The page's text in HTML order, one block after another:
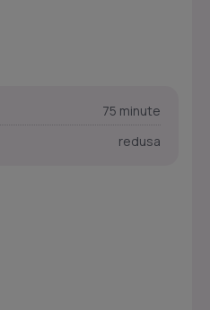
75 minute
redusa